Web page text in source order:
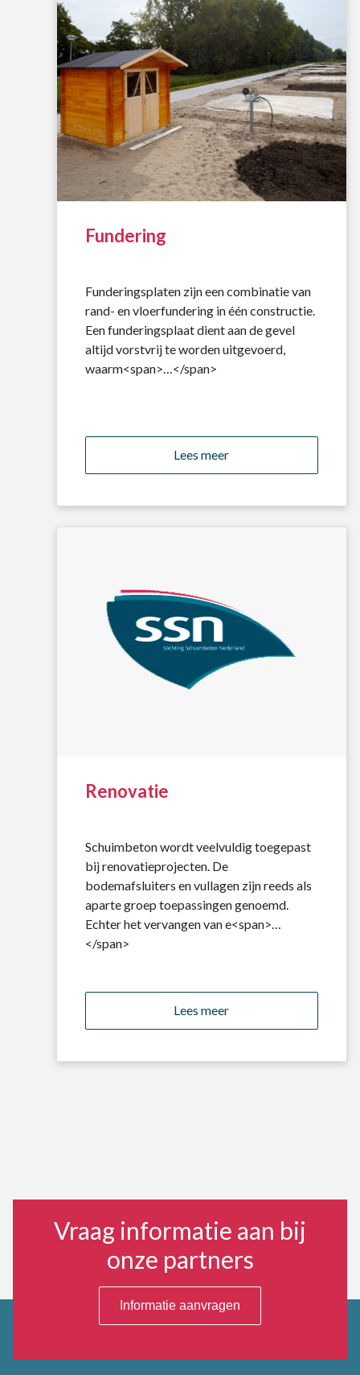
Fundering
Funderingsplaten zijn een combinatie van
rand- en vloerfundering in één constructie.
Een funderingsplaat dient aan de gevel
altijd vorstvrij te worden uitgevoerd,
waarm<span>…</span>
Lees meer
Renovatie
Schuimbeton wordt veelvuldig toegepast
bij renovatieprojecten. De
bodemafsluiters en vullagen zijn reeds als
aparte groep toepassingen genoemd.
Echter het vervangen van e<span>…
</span>
Lees meer
Vraag informatie aan bij
onze partners
Informatie aanvragen